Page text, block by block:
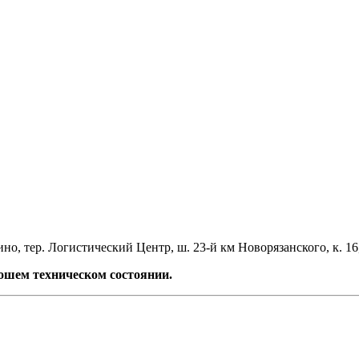
тер. Логистический Центр, ш. 23-й км Новорязанского, к.
техническом состоянии.